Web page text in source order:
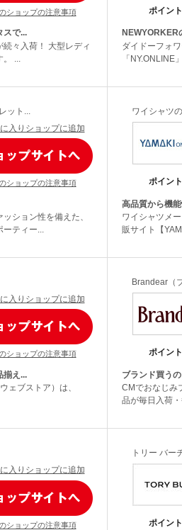
ショップの注意事項
スで...
続々入荷！ 大型レディ
...
ポイント
NEWYORKER
ダイドーフォ
「NY.ONLINE
ット...
入りショップに追加
ショップの注意事項
ション性を備えた、
ティー...
ワイシャツ
ポイント
高品質から機
ワイシャツメ
販サイト【
入りショップに追加
ショップの注意事項
揃え...
ェブストア）は、
Brandear（
ポイント
ブランド買う
CMでおなじみ
品が毎日入荷
入りショップに追加
ショップの注意事項
トリー バー
ポイント